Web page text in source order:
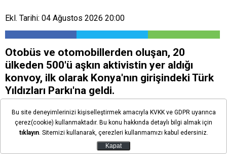
Ekl. Tarihi: 04 Ağustos 2026 20:00
Otobüs ve otomobillerden oluşan, 20
ülkeden 500'ü aşkın aktivistin yer aldığı
konvoy, ilk olarak Konya'nın girişindeki Türk
Yıldızları Parkı'na geldi.
Bu site deneyimlerinizi kişiselleştirmek amacıyla KVKK ve GDPR uyarınca
çerez(cookie) kullanmaktadır. Bu konu hakkında detaylı bilgi almak için
tıklayın. Sitemizi kullanarak, çerezleri kullanmamızı kabul edersiniz.
Kapat